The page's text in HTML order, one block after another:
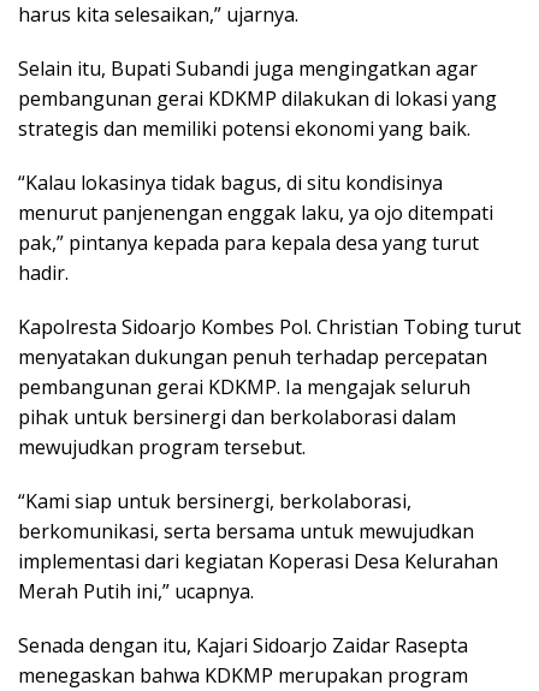
harus kita selesaikan,” ujarnya.
Selain itu, Bupati Subandi juga mengingatkan agar
pembangunan gerai KDKMP dilakukan di lokasi yang
strategis dan memiliki potensi ekonomi yang baik.
“Kalau lokasinya tidak bagus, di situ kondisinya
menurut panjenengan enggak laku, ya ojo ditempati
pak,” pintanya kepada para kepala desa yang turut
hadir.
Kapolresta Sidoarjo Kombes Pol. Christian Tobing turut
menyatakan dukungan penuh terhadap percepatan
pembangunan gerai KDKMP. Ia mengajak seluruh
pihak untuk bersinergi dan berkolaborasi dalam
mewujudkan program tersebut.
“Kami siap untuk bersinergi, berkolaborasi,
berkomunikasi, serta bersama untuk mewujudkan
implementasi dari kegiatan Koperasi Desa Kelurahan
Merah Putih ini,” ucapnya.
Senada dengan itu, Kajari Sidoarjo Zaidar Rasepta
menegaskan bahwa KDKMP merupakan program